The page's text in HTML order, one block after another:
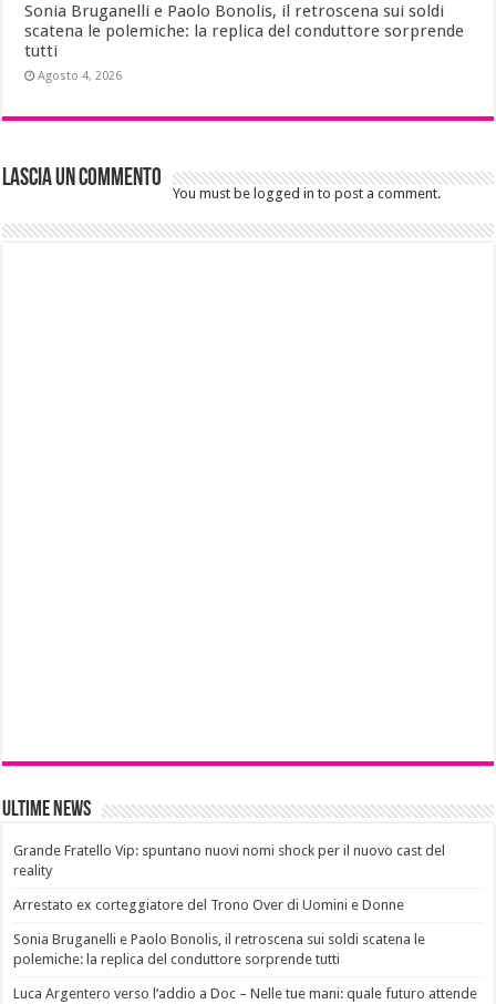
Sonia Bruganelli e Paolo Bonolis, il retroscena sui soldi
scatena le polemiche: la replica del conduttore sorprende
tutti
Agosto 4, 2026
Lascia un commento
You must be logged in to post a comment.
Ultime News
Grande Fratello Vip: spuntano nuovi nomi shock per il nuovo cast del
reality
Arrestato ex corteggiatore del Trono Over di Uomini e Donne
Sonia Bruganelli e Paolo Bonolis, il retroscena sui soldi scatena le
polemiche: la replica del conduttore sorprende tutti
Luca Argentero verso l’addio a Doc – Nelle tue mani: quale futuro attende